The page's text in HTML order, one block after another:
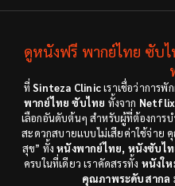
Dance
Detective
1998
1971
ดูหนังฟรี พากย์ไทย ซับ
ที่Sinteza Clinicเราเชื่อว่าการ
พากย์ไทย ซับไทย ทั้งจาก Netflix
เลือกอันดับต้นๆ สำหรับผู้ที่ต้องการ
สะดวกสบายแบบไม่เสียค่าใช้จ่าย
สุข” ทั้งหนังพากย์ไทย, หนังซับไ
ครบในที่เดียว เราคัดสรรทั้ง หนังใ
คุณภาพระดับสากล